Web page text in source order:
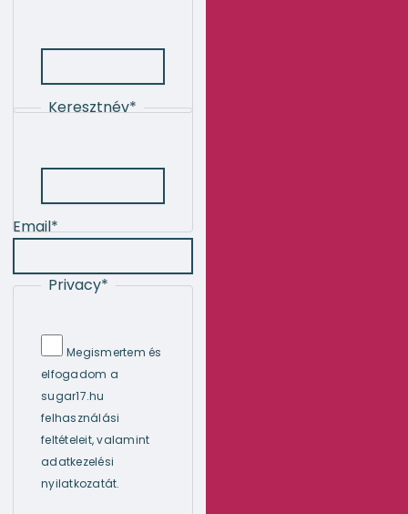
Keresztnév*
Email*
Privacy*
Megismertem és
elfogadom a
sugar17.hu
felhasználási
feltételeit, valamint
adatkezelési
nyilatkozatát.